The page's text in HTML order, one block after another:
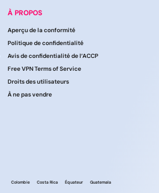
À PROPOS
Aperçu de la conformité
Politique de confidentialité
Avis de confidentialité de l’ACCP
Free VPN Terms of Service
Droits des utilisateurs
À ne pas vendre
Colombie Costa Rica Équateur Guatemala